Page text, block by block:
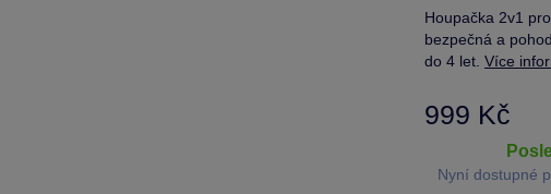
Houpačka 2v1
bezpečná a
do 4 let. Více
999 Kč
Nyní dostupné